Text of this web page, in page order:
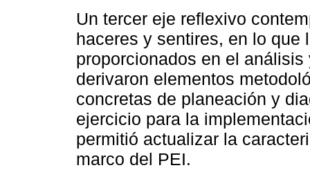
Un tercer eje reflexivo
haceres y sentires, en lo que
proporcionados en el
derivaron elementos
concretas de planeación y
ejercicio para la
permitió actualizar la
marco del PEI.